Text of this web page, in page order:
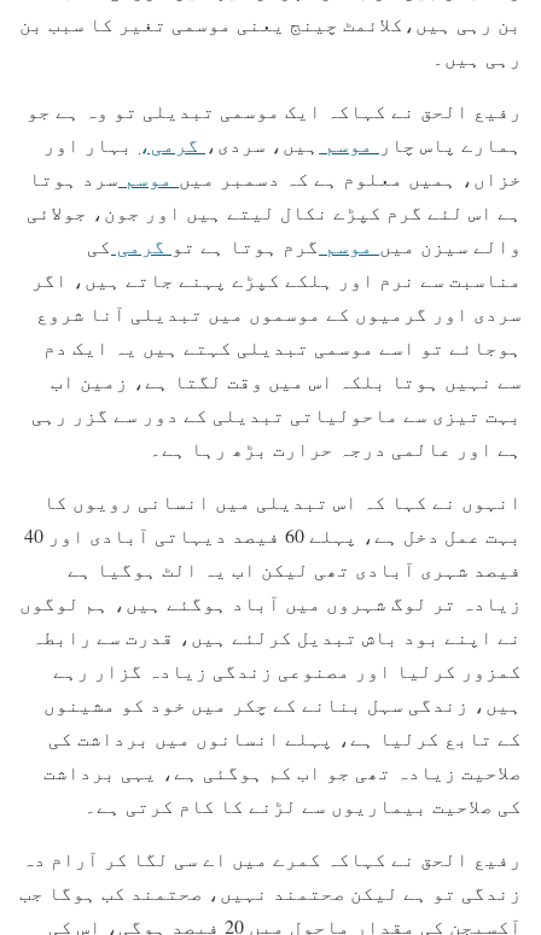
بن رہی ہیں،کلائمٹ چینج یعنی موسمی تغیر کا سبب بن
رہی ہیں۔
رفیع الحق نے کہاکہ ایک موسمی تبدیلی تو وہ ہے جو
ہمارے پاس چار
موسم ہیں، سردی، گرمی،
بہار اور
خزاں، ہمیں معلوم ہے کہ دسمبر میں موسم سرد ہوتا
ہے اس لئے گرم کپڑے نکال لیتے ہیں اور جون، جولائی
والے سیزن میں موسم گرم ہوتا ہے تو گرمی کی
مناسبت سے نرم اور ہلکے کپڑے پہنے جاتے ہیں، اگر
سردی اور گرمیوں کے موسموں میں تبدیلی آنا شروع
ہوجائے تو اسے موسمی تبدیلی کہتے ہیں یہ ایک دم
سے نہیں ہوتا بلکہ اس میں وقت لگتا ہے، زمین اب
بہت تیزی سے ماحولیاتی تبدیلی کے دور سے گزر رہی
ہے اور عالمی درجہ حرارت بڑھ رہا ہے۔
انہوں نے کہا کہ اس تبدیلی میں انسانی رویوں کا
بہت عمل دخل ہے، پہلے 60 فیصد دیہاتی آبادی اور 40
فیصد شہری آبادی تھی لیکن اب یہ الٹ ہوگیا ہے
زیادہ تر لوگ شہروں میں آباد ہوگئے ہیں، ہم لوگوں
نے اپنے بود باش تبدیل کرلئے ہیں، قدرت سے رابطہ
کمزور کرلیا اور مصنوعی زندگی زیادہ گزار رہے
ہیں، زندگی سہل بنانے کے چکر میں خود کو مشینوں
کے تابع کرلیا ہے، پہلے انسانوں میں برداشت کی
صلاحیت زیادہ تھی جو اب کم ہوگئی ہے، یہی برداشت
کی صلاحیت بیماریوں سے لڑنے کا کام کرتی ہے۔
رفیع الحق نے کہاکہ کمرے میں اے سی لگا کر آرام دہ
زندگی تو ہے لیکن صحتمند نہیں، صحتمند کب ہوگا جب
آکسیجن کی مقدار ماحول میں 20 فیصد ہوگی، اس کی